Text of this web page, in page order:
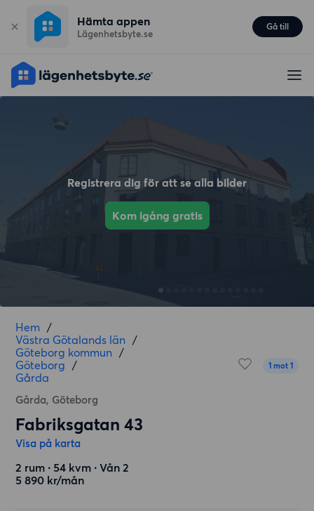
Hämta appen
Lägenhetsbyte.se
Gå till
Registrera dig för att se alla bilder
Kom igång gratis
Hem /
Västra Götalands län /
Göteborg kommun /
Göteborg /
Gårda
Gårda, Göteborg
1 mot 1
Fabriksgatan 43
Visa på karta
2 rum ∙ 54 kvm ∙ Vån 2
5 890 kr/mån